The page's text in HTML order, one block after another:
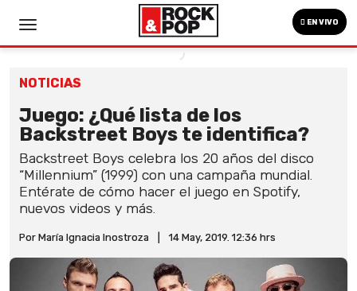
EN VIVO
NOTICIAS
Juego: ¿Qué lista de los
Backstreet Boys te identifica?
Backstreet Boys celebra los 20 años del disco
“Millennium” (1999) con una campaña mundial.
Entérate de cómo hacer el juego en Spotify,
nuevos videos y más.
Por María Ignacia Inostroza 14 May, 2019. 12:36 hrs